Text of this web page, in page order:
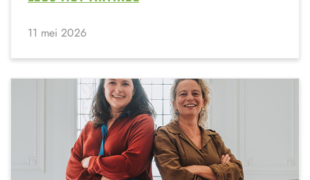
11 mei 2026